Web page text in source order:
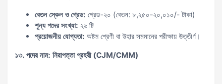
বেতন স্কেল ও গ্রেড: গ্রেড-২০ (বেতন: ৮,২৫০-২০,০১০/- টাকা)
শূন্য পদের সংখ্যা: ২৬ টি
প্রয়োজনীয় যোগ্যতা: অষ্টম শ্রেণী বা উহার সমমানের পরীক্ষায় উত্তীর্ণ।
১৩. পদের নাম: নিরাপত্তা প্রহরী (CJM/CMM)